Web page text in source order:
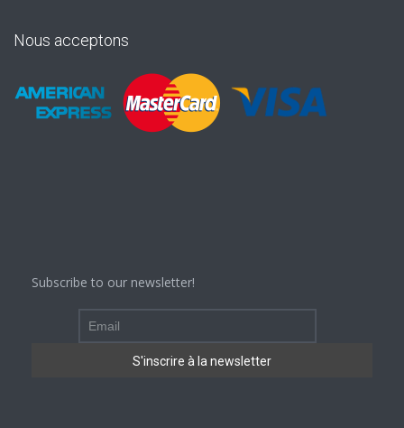
Nous acceptons
Subscribe to our newsletter!